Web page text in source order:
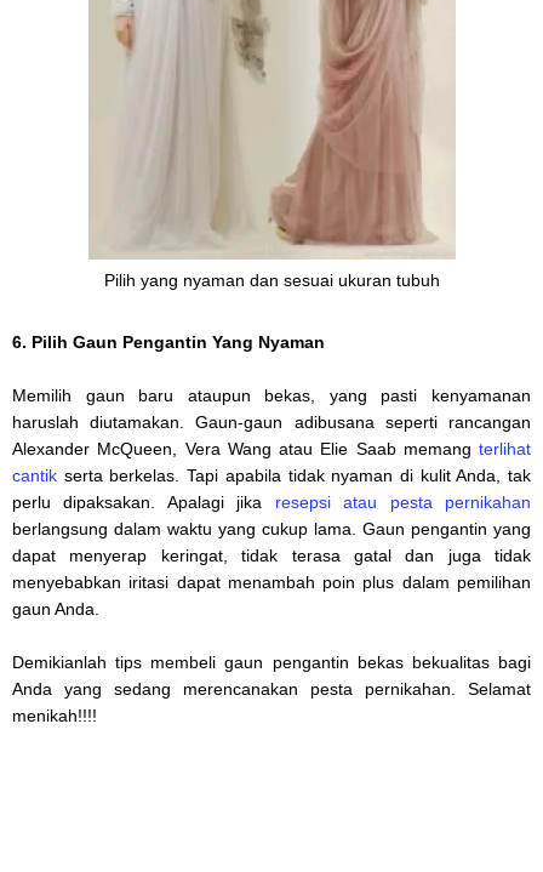
Pilih yang nyaman dan sesuai ukuran tubuh
6. Pilih Gaun Pengantin Yang Nyaman
Memilih gaun baru ataupun bekas, yang pasti kenyamanan
haruslah diutamakan. Gaun-gaun adibusana seperti rancangan
Alexander McQueen, Vera Wang atau Elie Saab memang terlihat
cantik serta berkelas. Tapi apabila tidak nyaman di kulit Anda, tak
perlu dipaksakan. Apalagi jika resepsi atau pesta pernikahan
berlangsung dalam waktu yang cukup lama. Gaun pengantin yang
dapat menyerap keringat, tidak terasa gatal dan juga tidak
menyebabkan iritasi dapat menambah poin plus dalam pemilihan
gaun Anda.
Demikianlah tips membeli gaun pengantin bekas bekualitas bagi
Anda yang sedang merencanakan pesta pernikahan. Selamat
menikah!!!!